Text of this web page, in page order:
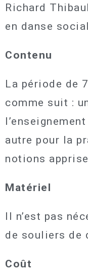
Richard
en danse
Contenu
La période de
comme suit :
autre pour la
notions
Matériel
Il n’est pas
de souliers de
Coût